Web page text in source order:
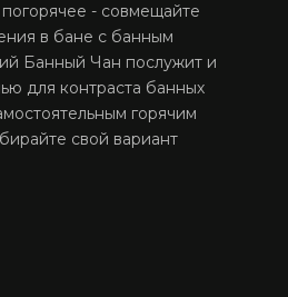
- совмещайте
в бане с банным
Банный Чан послужит и
для контраста банных
горячим
свой вариант